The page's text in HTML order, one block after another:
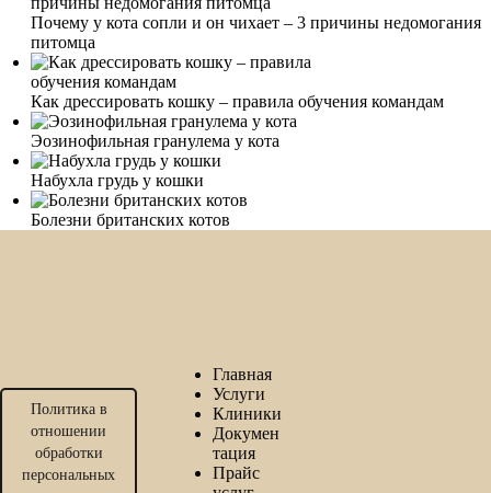
Почему у кота сопли и он чихает – 3 причины недомогания
питомца
Как дрессировать кошку – правила обучения командам
Эозинофильная гранулема у кота
Набухла грудь у кошки
Болезни британских котов
Политика в
отношении
обработки
персональных
Главная
Услуги
Клиники
Докумен
тация
Прайс